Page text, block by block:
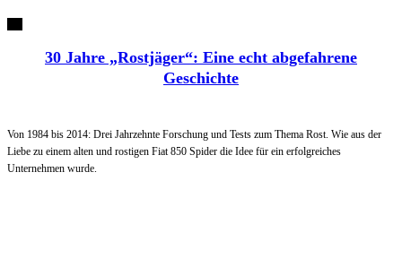
30 Jahre „Rostjäger“: Eine echt abgefahrene
Geschichte
Von 1984 bis 2014: Drei Jahrzehnte Forschung und Tests zum Thema Rost. Wie aus der
Liebe zu einem alten und rostigen Fiat 850 Spider die Idee für ein erfolgreiches
Unternehmen wurde.